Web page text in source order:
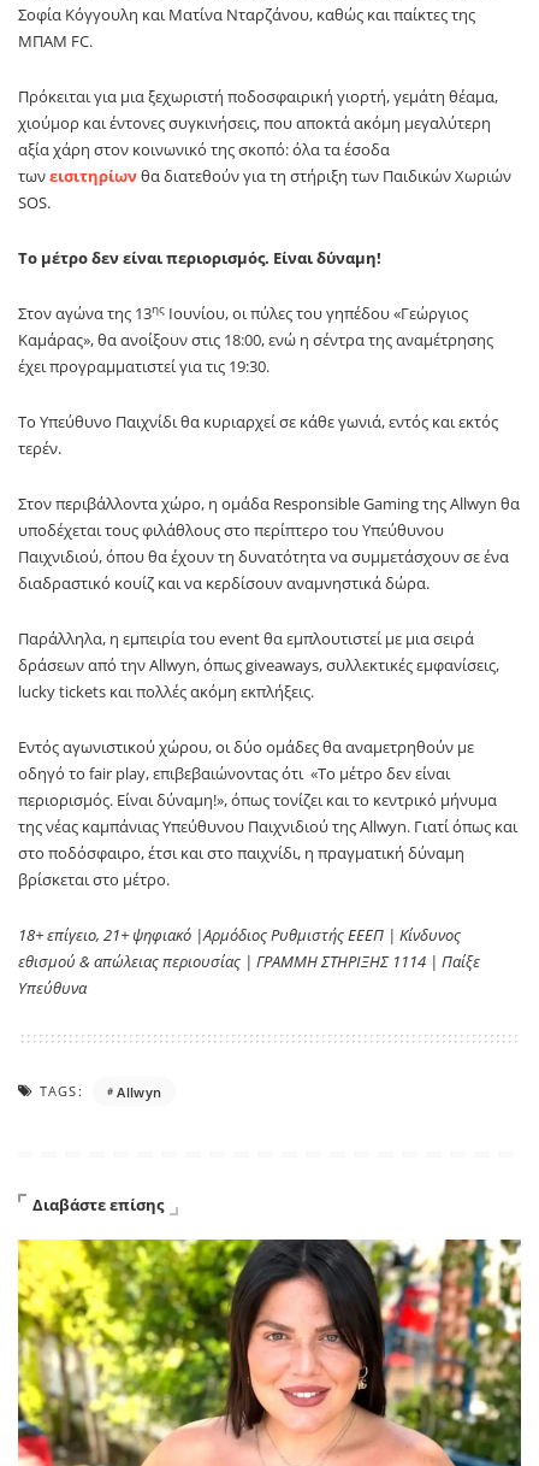
Σοφία Κόγγουλη και Ματίνα Νταρζάνου, καθώς και παίκτες της
ΜΠΑΜ FC.
Πρόκειται για μια ξεχωριστή ποδοσφαιρική γιορτή, γεμάτη θέαμα,
χιούμορ και έντονες συγκινήσεις, που αποκτά ακόμη μεγαλύτερη
αξία χάρη στον κοινωνικό της σκοπό: όλα τα έσοδα
τωνεισιτηρίωνθα διατεθούν για τη στήριξη των Παιδικών Χωριών
SOS.
Το μέτρο δεν είναι περιορισμός. Είναι δύναμη!
Στον αγώνα της 13ης Ιουνίου, οι πύλες του γηπέδου «Γεώργιος
Καμάρας», θα ανοίξουν στις 18:00, ενώ η σέντρα της αναμέτρησης
έχει προγραμματιστεί για τις 19:30.
Το Υπεύθυνο Παιχνίδι θα κυριαρχεί σε κάθε γωνιά, εντός και εκτός
τερέν.
Στον περιβάλλοντα χώρο, η ομάδα Responsible Gaming της Allwyn θα
υποδέχεται τους φιλάθλους στο περίπτερο του Υπεύθυνου
Παιχνιδιού, όπου θα έχουν τη δυνατότητα να συμμετάσχουν σε ένα
διαδραστικό κουίζ και να κερδίσουν αναμνηστικά δώρα.
Παράλληλα, η εμπειρία του event θα εμπλουτιστεί με μια σειρά
δράσεων από την Allwyn, όπως giveaways, συλλεκτικές εμφανίσεις,
lucky tickets και πολλές ακόμη εκπλήξεις.
Εντός αγωνιστικού χώρου, οι δύο ομάδες θα αναμετρηθούν με
οδηγό το fair play, επιβεβαιώνοντας ότι «Το μέτρο δεν είναι
περιορισμός. Είναι δύναμη!», όπως τονίζει και το κεντρικό μήνυμα
της νέας καμπάνιας Υπεύθυνου Παιχνιδιού τηςAllwyn. Γιατί όπως και
στο ποδόσφαιρο, έτσι και στο παιχνίδι, η πραγματική δύναμη
βρίσκεται στο μέτρο.
18+ επίγειο, 21+ ψηφιακό |Αρμόδιος Ρυθμιστής ΕΕΕΠ | Κίνδυνος
εθισμού & απώλειας περιουσίας | ΓΡΑΜΜΗ ΣΤΗΡΙΞΗΣ 1114 | Παίξε
Υπεύθυνα
TAGS: Allwyn
Διαβάστε επίσης